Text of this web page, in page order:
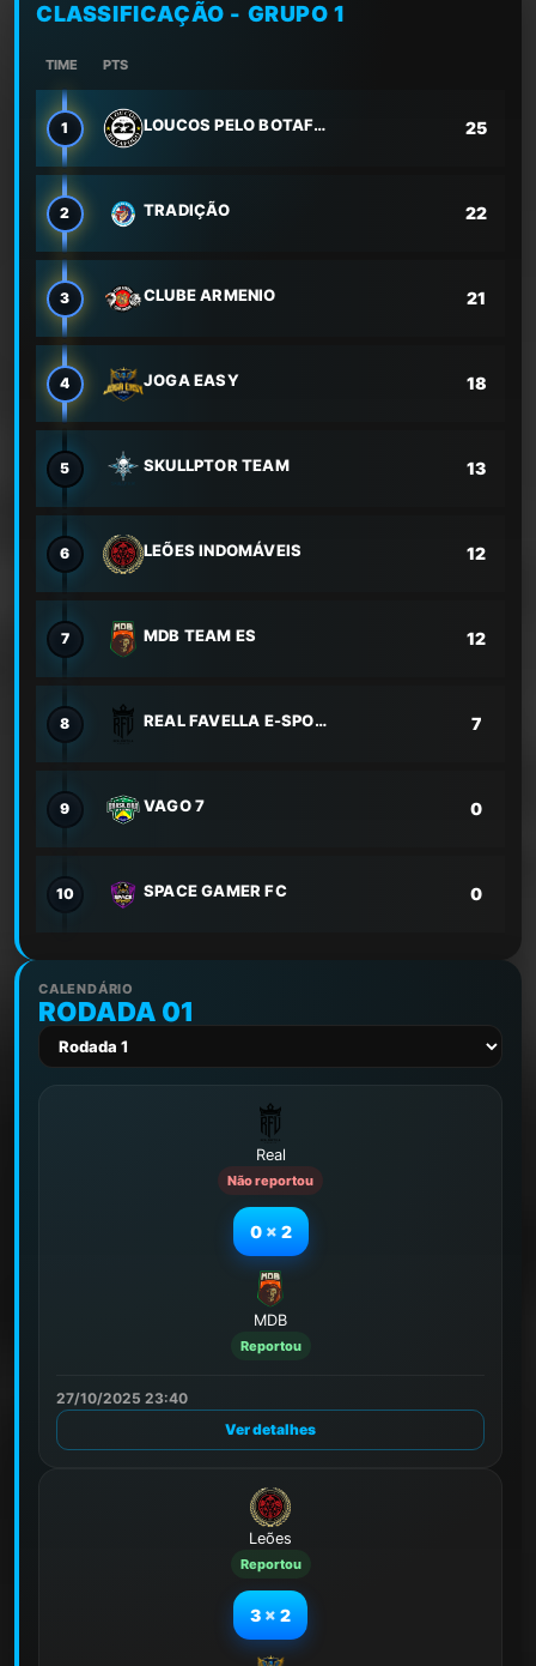
CLASSIFICAÇÃO - GRUPO 1
TIME PTS
1 LOUCOS PELO BOTAFOGO 25
2 TRADIÇÃO 22
3 CLUBE ARMENIO 21
4 JOGA EASY 18
5 SKULLPTOR TEAM 13
6 LEÕES INDOMÁVEIS 12
7 MDB TEAM ES 12
8 REAL FAVELLA E-SPORTS 7
9 VAGO 7 0
10 SPACE GAMER FC 0
CALENDÁRIO
RODADA 01
Real
Não reportou
0 x 2
MDB
Reportou
27/10/2025 23:40
Ver detalhes
Leões
Reportou
3 x 2